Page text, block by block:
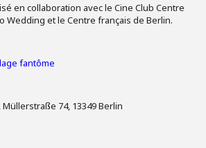
en collaboration avec le Cine Club Centre
Wedding et le Centre français de Berlin.
fantôme
74, 13349 Berlin